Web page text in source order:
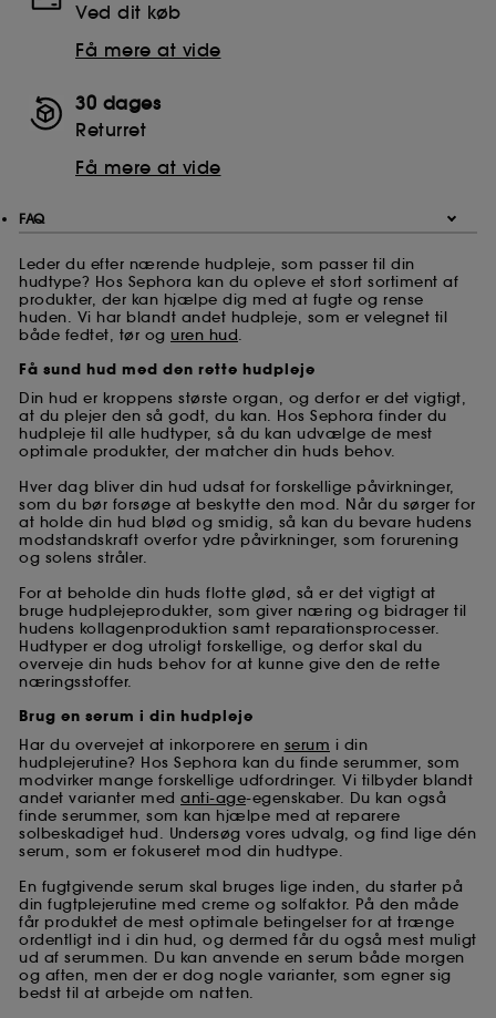
Ved dit køb
Få mere at vide
30 dages
Returret
Få mere at vide
FAQ
Leder du efter nærende hudpleje, som passer til din
hudtype? Hos Sephora kan du opleve et stort sortiment af
produkter, der kan hjælpe dig med at fugte og rense
huden. Vi har blandt andet hudpleje, som er velegnet til
både fedtet, tør og uren hud.
Få sund hud med den rette hudpleje
Din hud er kroppens største organ, og derfor er det vigtigt,
at du plejer den så godt, du kan. Hos Sephora finder du
hudpleje til alle hudtyper, så du kan udvælge de mest
optimale produkter, der matcher din huds behov.
Hver dag bliver din hud udsat for forskellige påvirkninger,
som du bør forsøge at beskytte den mod. Når du sørger for
at holde din hud blød og smidig, så kan du bevare hudens
modstandskraft overfor ydre påvirkninger, som forurening
og solens stråler.
For at beholde din huds flotte glød, så er det vigtigt at
bruge hudplejeprodukter, som giver næring og bidrager til
hudens kollagenproduktion samt reparationsprocesser.
Hudtyper er dog utroligt forskellige, og derfor skal du
overveje din huds behov for at kunne give den de rette
næringsstoffer.
Brug en serum i din hudpleje
Har du overvejet at inkorporere en serum i din
hudplejerutine? Hos Sephora kan du finde serummer, som
modvirker mange forskellige udfordringer. Vi tilbyder blandt
andet varianter med anti-age-egenskaber. Du kan også
finde serummer, som kan hjælpe med at reparere
solbeskadiget hud. Undersøg vores udvalg, og find lige dén
serum, som er fokuseret mod din hudtype.
En fugtgivende serum skal bruges lige inden, du starter på
din fugtplejerutine med creme og solfaktor. På den måde
får produktet de mest optimale betingelser for at trænge
ordentligt ind i din hud, og dermed får du også mest muligt
ud af serummen. Du kan anvende en serum både morgen
og aften, men der er dog nogle varianter, som egner sig
bedst til at arbejde om natten.